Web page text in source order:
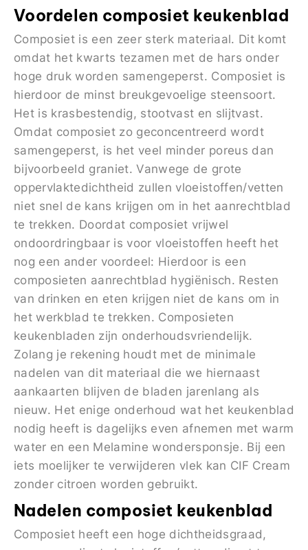
Voordelen composiet keukenblad
Composiet is een zeer sterk materiaal. Dit komt
omdat het kwarts tezamen met de hars onder
hoge druk worden samengeperst. Composiet is
hierdoor de minst breukgevoelige steensoort.
Het is krasbestendig, stootvast en slijtvast.
Omdat composiet zo geconcentreerd wordt
samengeperst, is het veel minder poreus dan
bijvoorbeeld graniet. Vanwege de grote
oppervlaktedichtheid zullen vloeistoffen/vetten
niet snel de kans krijgen om in het aanrechtblad
te trekken. Doordat composiet vrijwel
ondoordringbaar is voor vloeistoffen heeft het
nog een ander voordeel: Hierdoor is een
composieten aanrechtblad hygiënisch. Resten
van drinken en eten krijgen niet de kans om in
het werkblad te trekken. Composieten
keukenbladen zijn onderhoudsvriendelijk.
Zolang je rekening houdt met de minimale
nadelen van dit materiaal die we hiernaast
aankaarten blijven de bladen jarenlang als
nieuw. Het enige onderhoud wat het keukenblad
nodig heeft is dagelijks even afnemen met warm
water en een Melamine wondersponsje. Bij een
iets moelijker te verwijderen vlek kan CIF Cream
zonder citroen worden gebruikt.
Nadelen composiet keukenblad
Composiet heeft een hoge dichtheidsgraad,